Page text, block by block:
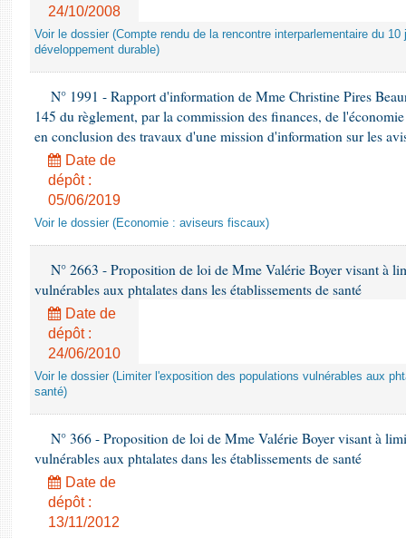
24/10/2008
Voir le dossier (Compte rendu de la rencontre interparlementaire du
développement durable)
N° 1991 - Rapport d'information de Mme Christine Pires
145 du règlement, par la commission des finances, de
en conclusion des travaux d'une mission d'information sur les
Date de
dépôt :
05/06/2019
Voir le dossier (Economie : aviseurs fiscaux)
N° 2663 - Proposition de loi de Mme Valérie Boyer visant à
vulnérables aux phtalates dans les établissements de santé
Date de
dépôt :
24/06/2010
Voir le dossier (Limiter l'exposition des populations vulnérables aux
santé)
N° 366 - Proposition de loi de Mme Valérie Boyer visant à
vulnérables aux phtalates dans les établissements de santé
Date de
dépôt :
13/11/2012